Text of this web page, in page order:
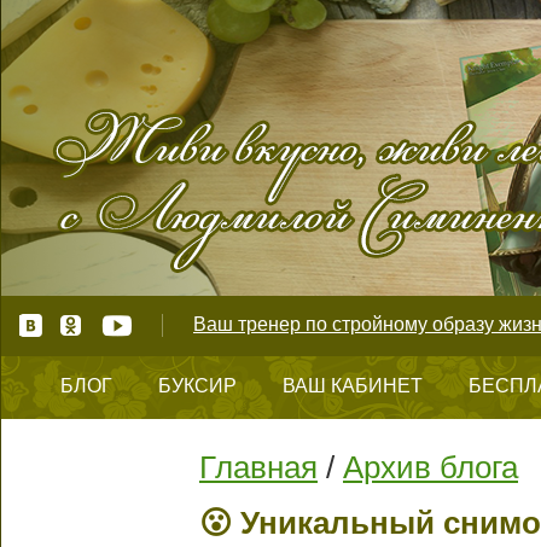
Ваш тренер по стройному образу
БЛОГ БУКСИР ВАШ КАБИНЕТ
Главная / Архив блога
😮 Уникальный